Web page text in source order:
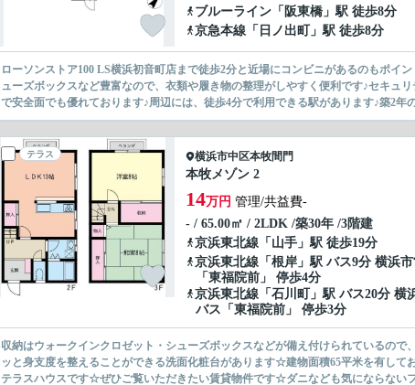
ブルーライン 「 阪東橋 」駅 徒歩8分
京急本線 「 日ノ出町 」駅 徒歩8分
ローソンストア100 LS横浜初音町店まで徒歩2分と近場にコンビニがあるのもポイ
ューズボックスなど豊富なので、衣類や履き物の整理がしやすく便利です♪セキュ
で安全面でも優れております♪周辺には、徒歩4分で利用できる駅があります♪築2年
テラス 横浜市中区本牧間門
本牧メゾン 2
14万円 管理/共益費-
- / 65.00㎡ / 2LDK /築30年 /3階建
京浜東北線 「 山手 」駅 徒歩19分
京浜東北線 「 根岸 」駅 バス9分 横浜
「東福院前」 停歩4分
京浜東北線 「 石川町
」駅 バス20分 横
バス「東福院前」 停歩3分
収納はウォークインクロゼット・シューズボックスなどが備え付けられているの
ッと身支度を整えることができる洗面化粧台があります☆建物面積65平米を有し
テラスハウスです☆ぜひご覧いただきたい賃貸物件です☆ダニなども気にならない